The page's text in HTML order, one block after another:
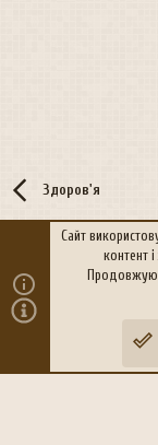
Здоров'я
Community platform by
xen-
Сайт
контент